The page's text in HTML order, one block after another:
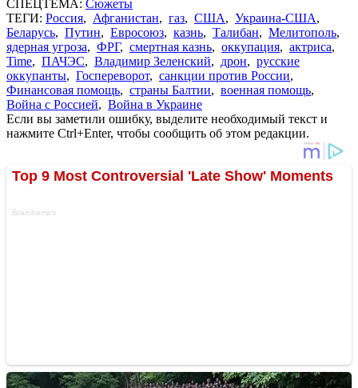
СПЕЦТЕМА: Сюжеты
ТЕГИ: Россия, Афганистан, газ, США, Украина-США,
Беларусь, Путин, Евросоюз, казнь, Талибан, Мелитополь,
ядерная угроза, ФРГ, смертная казнь, оккупация, актриса,
Time, ПАЧЭС, Владимир Зеленский, дрон, русские
оккупанты, Госпереворот, санкции против России,
Финансовая помощь, страны Балтии, военная помощь,
Война с Россией, Война в Украине
Если вы заметили ошибку, выделите необходимый текст и
нажмите Ctrl+Enter, чтобы сообщить об этом редакции.